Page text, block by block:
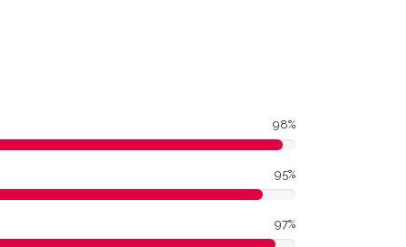
98%
95%
97%